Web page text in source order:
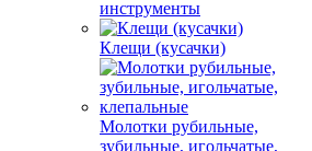
инструменты
Клещи (кусачки)
Молотки рубильные,
зубильные, игольчатые,